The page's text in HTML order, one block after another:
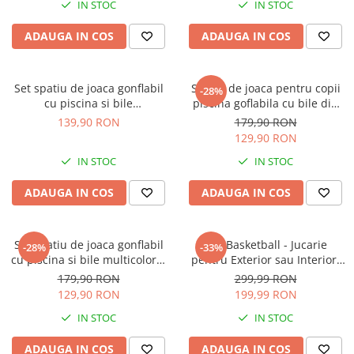
Ghiozdane si genti
Harti de perete si globuri
pamantesti
Librarie online
Birotica & Papetarie
Pixuri
Markere
Igiena si ingrijire
Aparate aerosoli copii
Aspiratoare nazale si accesorii
Olite si reductoare WC
IN STOC
ADAUGA IN COS
IN STOC
ADAUGA IN COS
Set spatiu de joaca gonflabil
cu piscina si bile
multicolore,pentru copii +2
139,90 RON
IN STOC
ADAUGA IN COS
-28%
Spatiu de joaca pentru copii
piscina goflabila cu bile din
plastic pentru interior sau
exterior multicolor
179,90 RON
129,90 RON
IN STOC
ADAUGA IN COS
-28%
Set spatiu de joaca gonflabil
cu piscina si bile multicolore,
pentru copii
179,90 RON
129,90 RON
IN STOC
ADAUGA IN COS
-33%
Cos Basketball - Jucarie
pentru Exterior sau Interior,
Inaltime Reglabila,
Dimensiune 170x46,5x49cm
299,99 RON
199,99 RON
IN STOC
ADAUGA IN COS